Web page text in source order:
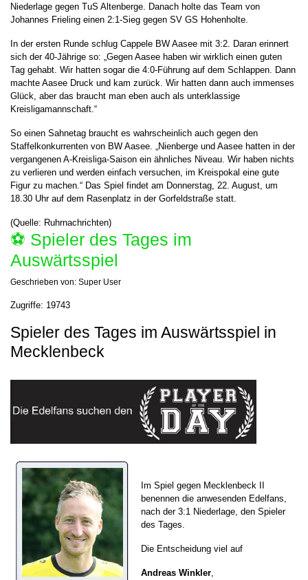
Niederlage gegen TuS Altenberge. Danach holte das Team von
Johannes Frieling einen 2:1-Sieg gegen SV GS Hohenholte.
In der ersten Runde schlug Cappele BW Aasee mit 3:2. Daran erinnert
sich der 40-Jährige so: „Gegen Aasee haben wir wirklich einen guten
Tag gehabt. Wir hatten sogar die 4:0-Führung auf dem Schlappen. Dann
machte Aasee Druck und kam zurück. Wir hatten dann auch immenses
Glück, aber das braucht man eben auch als unterklassige
Kreisligamannschaft.“
So einen Sahnetag braucht es wahrscheinlich auch gegen den
Staffelkonkurrenten von BW Aasee. „Nienberge und Aasee hatten in der
vergangenen A-Kreisliga-Saison ein ähnliches Niveau. Wir haben nichts
zu verlieren und werden einfach versuchen, im Kreispokal eine gute
Figur zu machen.“ Das Spiel findet am Donnerstag, 22. August, um
18.30 Uhr auf dem Rasenplatz in der Gorfeldstraße statt.
(Quelle: Ruhrnachrichten)
⚽️ Spieler des Tages im
Auswärtsspiel
Geschrieben von: Super User
Zugriffe: 19743
Spieler des Tages im Auswärtsspiel in
Mecklenbeck
Im Spiel gegen Mecklenbeck II
benennen die anwesenden Edelfans,
nach der 3:1 Niederlage, den Spieler
des Tages.
Die Entscheidung viel auf
Andreas Winkler,